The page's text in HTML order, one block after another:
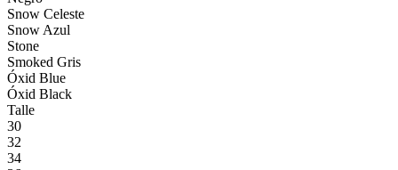
Snow Celeste
Snow Azul
Stone
Smoked Gris
Óxid Blue
Óxid Black
Talle
30
32
34